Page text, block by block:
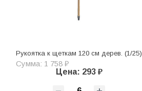
Рукоятка к щеткам 120 см дерев. (1/25)
Сумма: 1 758 ₽
Цена: 293 ₽